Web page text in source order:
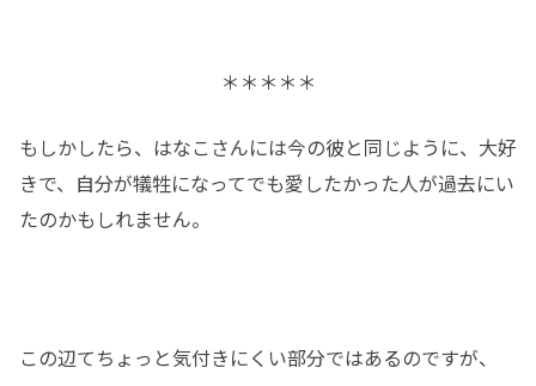
＊＊＊＊＊
もしかしたら、はなこさんには今の彼と同じように、大好
きで、自分が犠牲になってでも愛したかった人が過去にい
たのかもしれません。
この辺てちょっと気付きにくい部分ではあるのですが、